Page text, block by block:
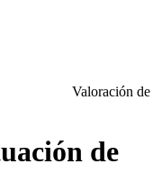
Valoración de
de